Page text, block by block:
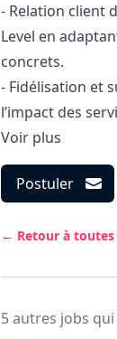
- Relation client
Level en
concrets.
- Fidélisation et
l’impact des
Voir plus
Postuler
← Retour à toutes
5 autres jobs